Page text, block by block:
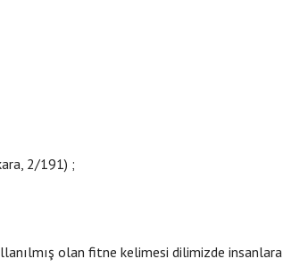
2/191) ;
olan fitne kelimesi dilimizde insanlara